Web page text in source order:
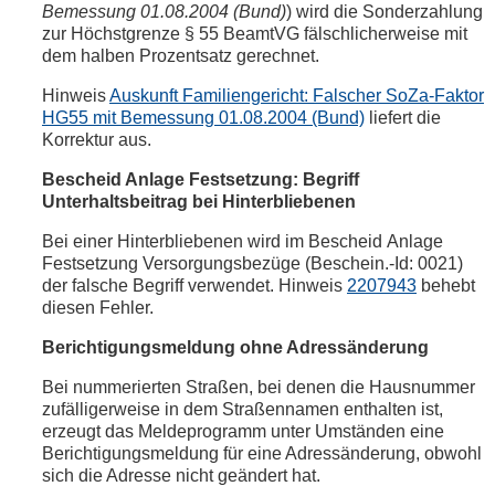
Bemessung 01.08.2004 (Bund)) wird die Sonderzahlung
zur Höchstgrenze § 55 BeamtVG fälschlicherweise mit
dem halben Prozentsatz gerechnet.
HinweisAuskunft Familiengericht: Falscher SoZa-Faktor
HG55 mit Bemessung 01.08.2004 (Bund) liefert die
Korrektur aus.
Bescheid Anlage Festsetzung: Begriff
Unterhaltsbeitrag bei Hinterbliebenen
Bei einer Hinterbliebenen wird im Bescheid Anlage
Festsetzung Versorgungsbezüge (Beschein.-Id: 0021)
der falsche Begriff verwendet. Hinweis 2207943 behebt
diesen Fehler.
Berichtigungsmeldung ohne Adressänderung
Bei nummerierten Straßen, bei denen die Hausnummer
zufälligerweise in dem Straßennamen enthalten ist,
erzeugt das Meldeprogramm unter Umständen eine
Berichtigungsmeldung für eine Adressänderung, obwohl
sich die Adresse nicht geändert hat.